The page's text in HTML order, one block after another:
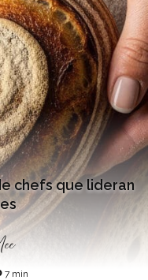
chefs que lideran
7 min